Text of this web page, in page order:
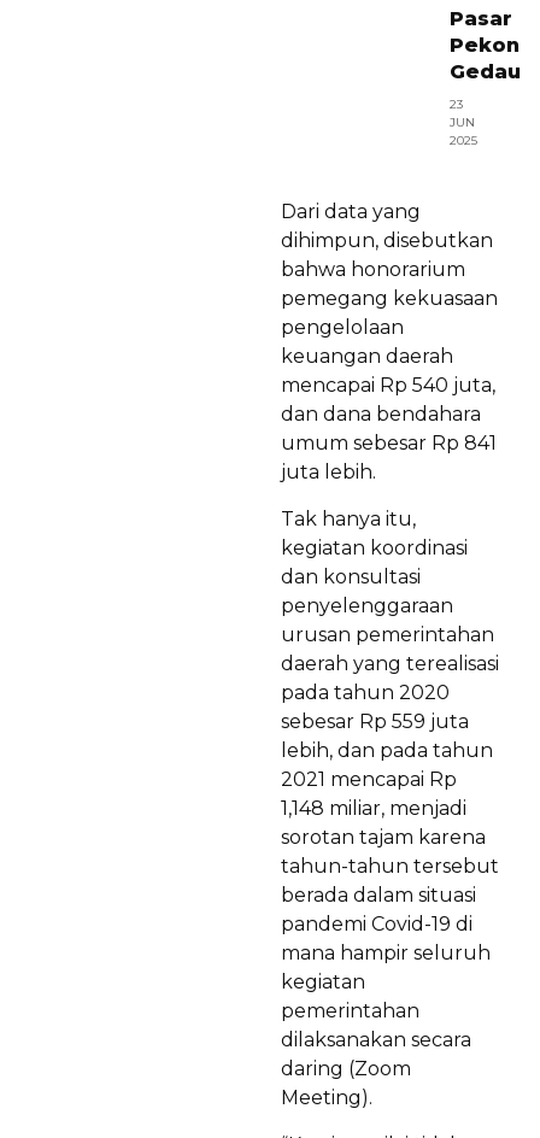
Pasar
Pekon
Gedau
23
JUN
2025
Dari data yang
dihimpun, disebutkan
bahwa honorarium
pemegang kekuasaan
pengelolaan
keuangan daerah
mencapai Rp 540 juta,
dan dana bendahara
umum sebesar Rp 841
juta lebih.
Tak hanya itu,
kegiatan koordinasi
dan konsultasi
penyelenggaraan
urusan pemerintahan
daerah yang terealisasi
pada tahun 2020
sebesar Rp 559 juta
lebih, dan pada tahun
2021 mencapai Rp
1,148 miliar, menjadi
sorotan tajam karena
tahun-tahun tersebut
berada dalam situasi
pandemi Covid-19 di
mana hampir seluruh
kegiatan
pemerintahan
dilaksanakan secara
daring (Zoom
Meeting).